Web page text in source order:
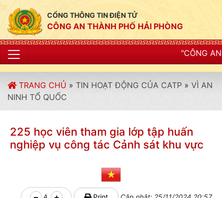
CỔNG THÔNG TIN ĐIỆN TỬ
CÔNG AN THÀNH PHỐ HẢI PHÒNG
"CÔNG AN THÀNH PHỐ
TRANG CHỦ » TIN HOẠT ĐỘNG CỦA CATP » VÌ AN
NINH TỔ QUỐC
225 học viên tham gia lớp tập huấn
nghiệp vụ công tác Cảnh sát khu vực